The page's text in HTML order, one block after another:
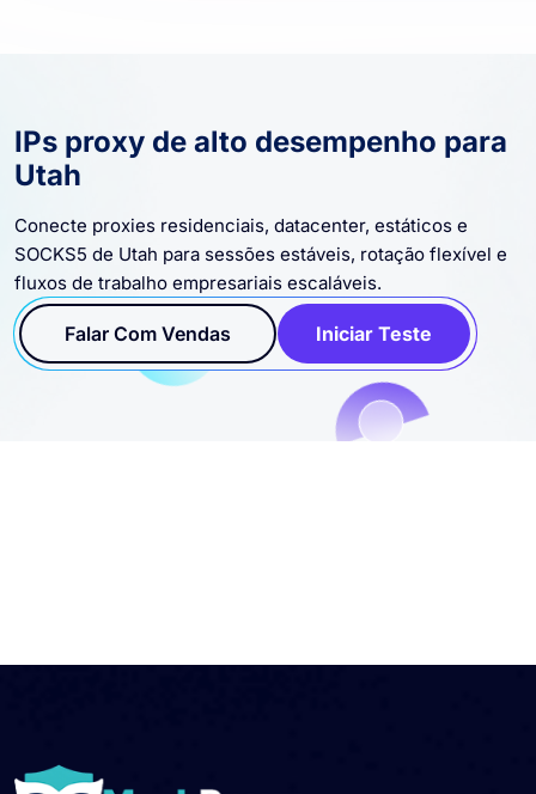
IPs proxy de alto desempenho para
Utah
Conecte proxies residenciais, datacenter, estáticos e
SOCKS5 de Utah para sessões estáveis, rotação flexível e
fluxos de trabalho empresariais escaláveis.
Falar Com Vendas Iniciar Teste